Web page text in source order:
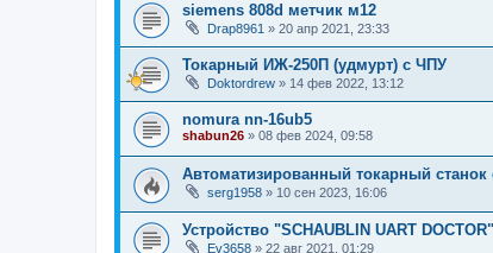
siemens 808d метчик м12
Drap8961 » 20 апр 2021, 23:33
Токарный ИЖ-250П (удмурт) с ЧПУ
Doktordrew » 14 фев 2022, 13:12
nomura nn-16ub5
shabun26 » 08 фев 2024, 09:58
Автоматизированный токарный станок
serg1958 » 10 сен 2023, 16:06
Устройство "SCHAUBLIN UART DOCTOR"
Ev3658 » 22 авг 2021, 01:29